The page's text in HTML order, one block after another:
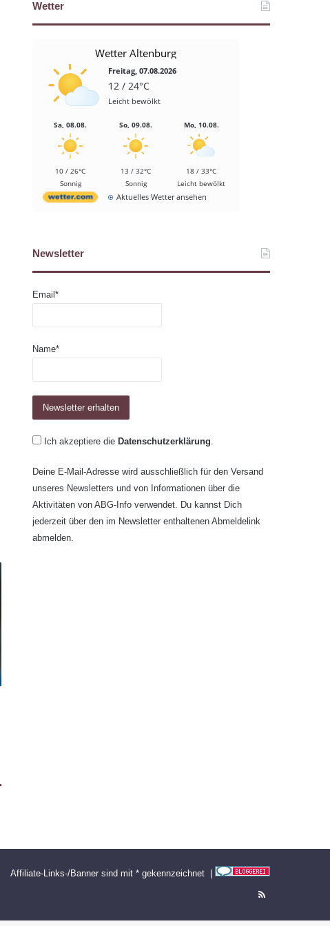
Wetter
Wetter Altenburg
Freitag, 07.08.2026
12 / 24°C
Leicht bewölkt
Sa, 08.08.
10 / 26°C
Sonnig
So, 09.08.
13 / 32°C
Sonnig
Mo, 10.08.
18 / 33°C
Leicht bewölkt
Aktuelles Wetter ansehen
Newsletter
Email*
Name*
Ich akzeptiere die Datenschutzerklärung.
Deine E-Mail-Adresse wird ausschließlich für den Versand
unseres Newsletters und von Informationen über die
Aktivitäten von ABG-Info verwendet. Du kannst Dich
jederzeit über den im Newsletter enthaltenen Abmeldelink
abmelden.
Affiliate-Links-/Banner sind mit * gekennzeichnet |